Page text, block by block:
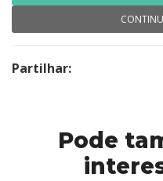
Partilhar:
Pode